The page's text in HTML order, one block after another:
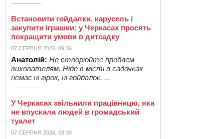
Встановити гойдалки, карусель і
закупити іграшки: у Черкасах просять
покращити умови в дитсадку
07 СЕРПНЯ 2026, 09:36
Анатолій: Не створюйте проблем
вихователям. Ніде в місті в садочках
немає ні гірок, ні гойдалок, ...
У Черкасах звільнили працівницю, яка
не впускала людей в громадський
туалет
07 СЕРПНЯ 2026, 08:39